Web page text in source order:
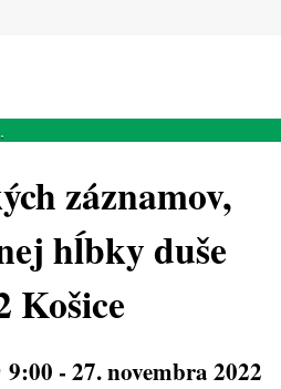
záznamov,
hĺbky duše
Košice
9:00 - 27. novembra 2022